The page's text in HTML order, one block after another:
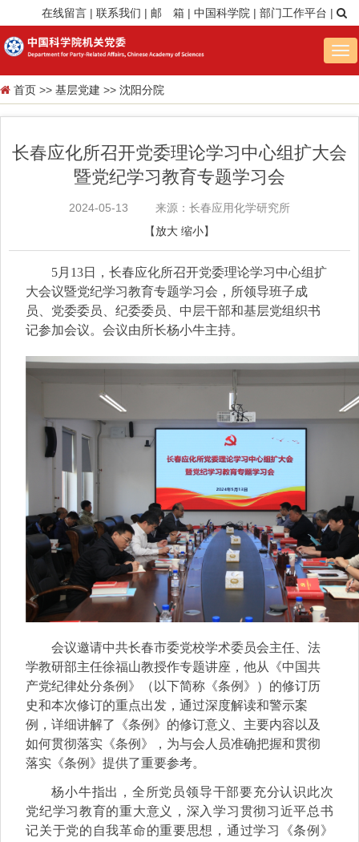
在线留言 | 联系我们 | 邮 箱 | 中国科学院 | 部门工作平台 |
首页 >> 基层党建 >> 沈阳分院
长春应化所召开党委理论学习中心组扩大会
暨党纪学习教育专题学习会
2024-05-13
来源：长春应用化学研究所
【放大 缩小】
5月13日，长春应化所召开党委理论学习中心组扩
大会议暨党纪学习教育专题学习会，所领导班子成
员、党委委员、纪委委员、中层干部和基层党组织书
记参加会议。会议由所长杨小牛主持。
会议邀请中共长春市委党校学术委员会主任、法
学教研部主任徐福山教授作专题讲座，他从《中国共
产党纪律处分条例》（以下简称《条例》）的修订历
史和本次修订的重点出发，通过深度解读和警示案
例，详细讲解了《条例》的修订意义、主要内容以及
如何贯彻落实《条例》，为与会人员准确把握和贯彻
落实《条例》提供了重要参考。
杨小牛指出，全所党员领导干部要充分认识此次
党纪学习教育的重大意义，深入学习贯彻习近平总书
记关于党的自我革命的重要思想，通过学习《条例》